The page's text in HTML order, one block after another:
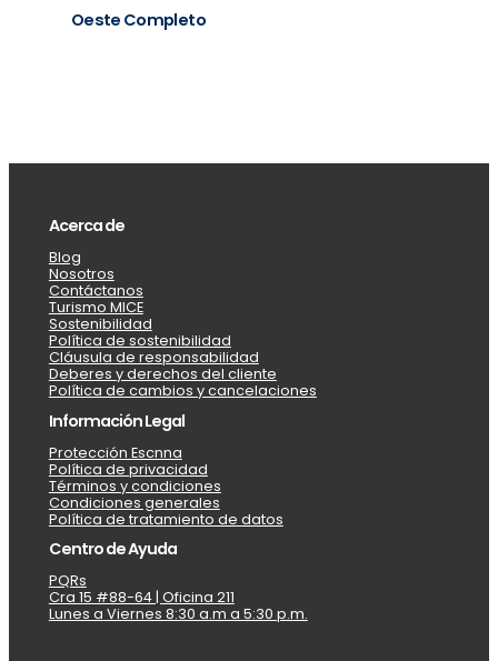
Oeste Completo
Acerca de
Blog
Nosotros
Contáctanos
Turismo MICE
Sostenibilidad
Política de sostenibilidad
Cláusula de responsabilidad
Deberes y derechos del cliente
Política de cambios y cancelaciones
Información Legal
Protección Escnna
Política de privacidad
Términos y condiciones
Condiciones generales
Política de tratamiento de datos
Centro de Ayuda
PQRs
Cra 15 #88-64 | Oficina 211
Lunes a Viernes 8:30 a.m a 5:30 p.m.